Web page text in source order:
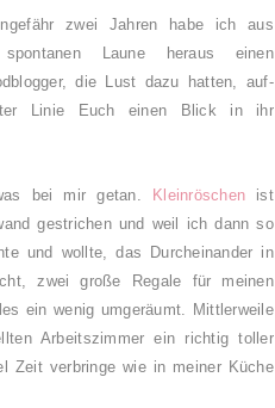
zwei Jahren habe ich aus
Laune heraus einen
die Lust dazu hatten, auf-
Linie Euch einen Blick in ihr
bei mir getan. Kleinröschen ist
gestrichen und weil ich dann so
und wollte, das Durcheinander in
zwei große Regale für meinen
ein wenig umgeräumt. Mittlerweile
Arbeitszimmer ein richtig toller
Zeit verbringe wie in meiner Küche